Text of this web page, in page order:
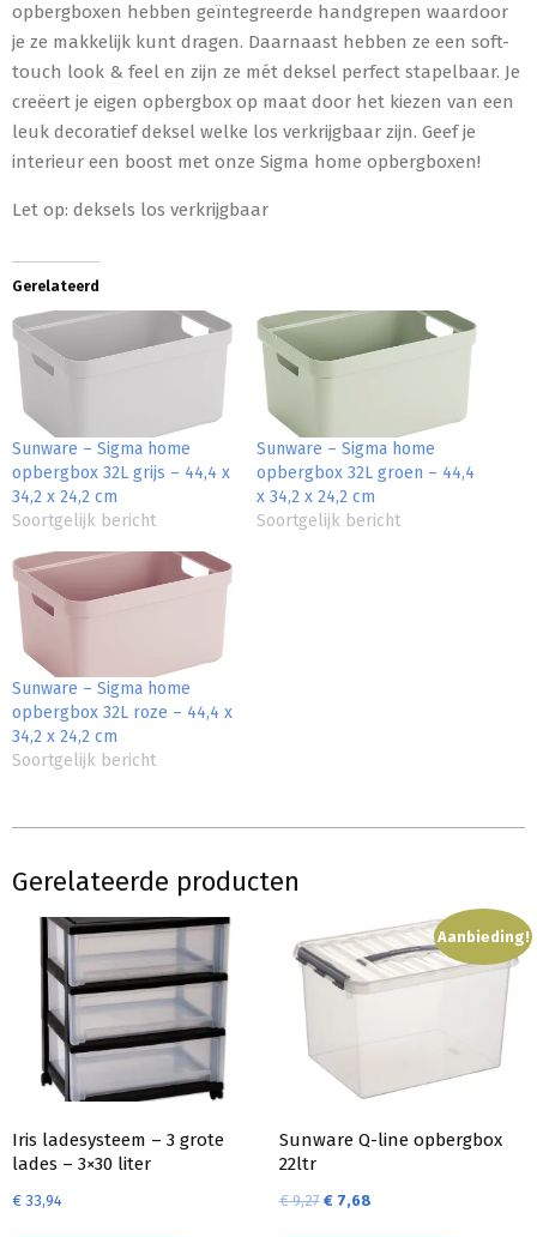
opbergboxen hebben geïntegreerde handgrepen waardoor
je ze makkelijk kunt dragen. Daarnaast hebben ze een soft-
touch look & feel en zijn ze mét deksel perfect stapelbaar. Je
creëert je eigen opbergbox op maat door het kiezen van een
leuk decoratief deksel welke los verkrijgbaar zijn. Geef je
interieur een boost met onze Sigma home opbergboxen!
Let op: deksels los verkrijgbaar
Gerelateerd
Sunware – Sigma home
opbergbox 32L grijs – 44,4 x
34,2 x 24,2 cm
Soortgelijk bericht
Sunware – Sigma home
opbergbox 32L groen – 44,4
x 34,2 x 24,2 cm
Soortgelijk bericht
Sunware – Sigma home
opbergbox 32L roze – 44,4 x
34,2 x 24,2 cm
Soortgelijk bericht
Gerelateerde producten
Iris ladesysteem – 3 grote
lades – 3×30 liter
€ 33,94
Aanbieding!
Sunware Q-line opbergbox
22ltr
€9,27 €7,68